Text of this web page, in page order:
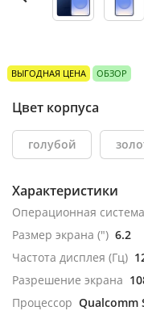
ВЫГОДНАЯ ЦЕНА ОБЗОР
Цвет корпуса
голубой
Характеристики
Операционная система
Размер экрана (") 6.2
Частота дисплея (Гц)
Разрешение экрана
Процессор Qualcomm